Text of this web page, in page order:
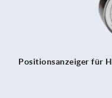
Positionsanzeiger für